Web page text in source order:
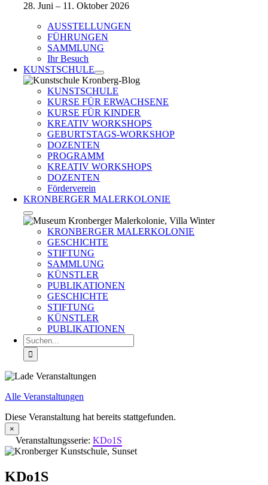
28. Juni – 11. Oktober 2026
AUSSTELLUNGEN
FÜHRUNGEN
SAMMLUNG
Ihr Besuch
KUNSTSCHULE
KUNSTSCHULE
KURSE FÜR ERWACHSENE
KURSE FÜR KINDER
KREATIV WORKSHOPS
GEBURTSTAGS-WORKSHOP
DOZENTEN
PROGRAMM
KREATIV WORKSHOPS
DOZENTEN
Förderverein
KRONBERGER MALERKOLONIE
KRONBERGER MALERKOLONIE
GESCHICHTE
STIFTUNG
SAMMLUNG
KÜNSTLER
PUBLIKATIONEN
GESCHICHTE
STIFTUNG
KÜNSTLER
PUBLIKATIONEN
Suche
nach:
Alle Veranstaltungen
Diese Veranstaltung hat bereits stattgefunden.
×
Veranstaltungsserie: KDo1S
KDo1S